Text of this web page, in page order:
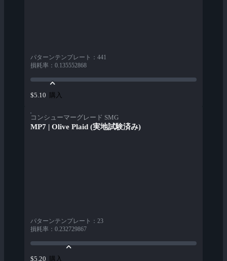
パターンテンプレート ： 441
損耗率 ： 0.135552868
$5.10 購入
コンシューマーグレード SMG
MP7 | Olive Plaid (実地試験済み)
パターンテンプレート ： 23
損耗率 ： 0.232729867
$5.20 購入